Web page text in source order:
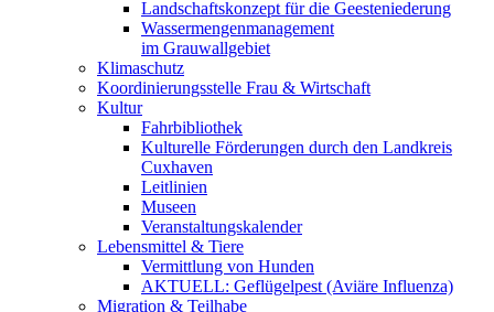
Landschaftskonzept für die Geesteniederung
Wassermengenmanagement
im Grauwallgebiet
Klimaschutz
Koordinierungsstelle Frau & Wirtschaft
Kultur
Fahrbibliothek
Kulturelle Förderungen durch den Landkreis
Cuxhaven
Leitlinien
Museen
Veranstaltungskalender
Lebensmittel & Tiere
Vermittlung von Hunden
AKTUELL: Geflügelpest (Aviäre Influenza)
Migration & Teilhabe